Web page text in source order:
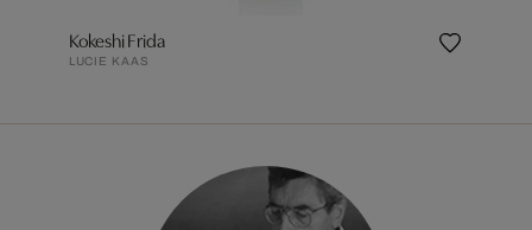
Kokeshi Frida
LUCIE KAAS